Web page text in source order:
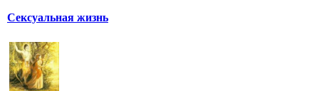
Сексуальная жизнь